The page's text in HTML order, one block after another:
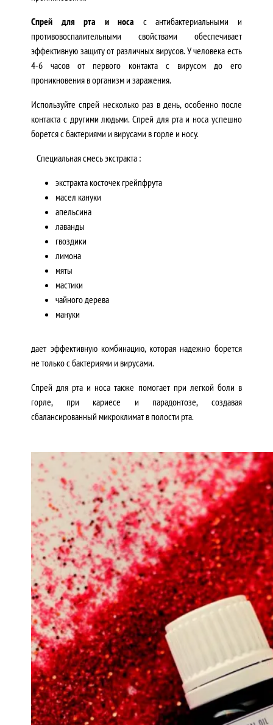
Спрей для рта и носа с антибактериальными и
противовоспалительными свойствами обеспечивает
эффективную защиту от различных вирусов. У человека есть
4-6 часов от первого контакта с вирусом до его
проникновения в организм и заражения.
Используйте спрей несколько раз в день, особенно после
контакта с другими людьми. Спрей для рта и носа успешно
борется с бактериями и вирусами в горле и носу.
Специальная смесь экстракта :
экстракта косточек грейпфрута
масел кануки
апельсина
лаванды
гвоздики
лимона
мяты
мастики
чайного дерева
мануки
дает эффективную комбинацию, которая надежно борется
не только с бактериями и вирусами.
Спрей для рта и носа также помогает при легкой боли в
горле, при кариесе и парадонтозе, создавая
сбалансированный микроклимат в полости рта.